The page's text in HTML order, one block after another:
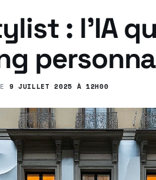
: l’IA
9 JUILLET 2025 À 12H00